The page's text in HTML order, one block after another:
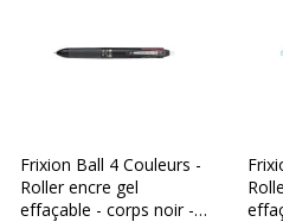
Frixion Ball 4 Couleurs -
Roller encre gel
effaçable - corps noir -